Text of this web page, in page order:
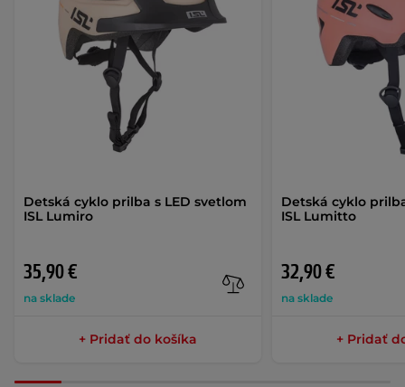
Detská cyklo prilba s LED svetlom
ISL Lumiro
35,90 €
na sklade
+ Pridať do košíka
Detská cyklo
ISL Lumitto
32,90 €
na sklade
+ Pridať